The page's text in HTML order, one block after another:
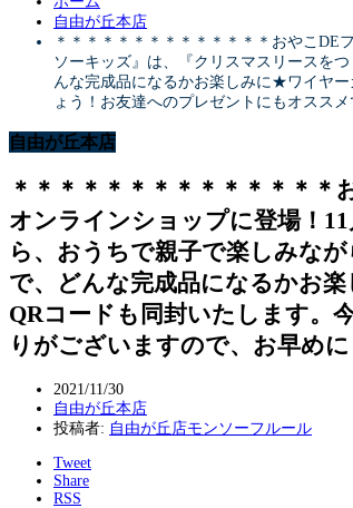
自由が丘本店
＊＊＊＊＊＊＊＊＊＊＊＊＊＊おやこ
ソーキッズ』は、『クリスマスリースを
んな完成品になるかお楽しみに★ワイヤ
ょう！お友達へのプレゼントにもオスス
自由が丘本店
＊＊＊＊＊＊＊＊＊＊＊＊＊
オンラインショップに登場！
ら、おうちで親子で楽しみな
で、どんな完成品になるかお
QRコードも同封いたします。
りがございますので、お早め
2021/11/30
自由が丘本店
投稿者: 自由が丘店モンソーフルール
Tweet
Share
RSS